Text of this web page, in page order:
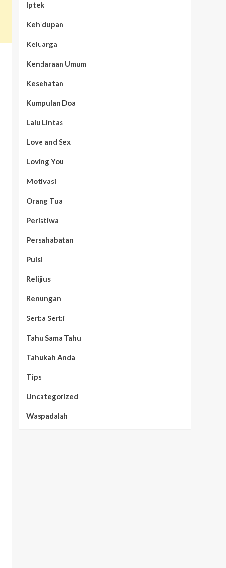
Iptek
Kehidupan
Keluarga
Kendaraan Umum
Kesehatan
Kumpulan Doa
Lalu Lintas
Love and Sex
Loving You
Motivasi
Orang Tua
Peristiwa
Persahabatan
Puisi
Relijius
Renungan
Serba Serbi
Tahu Sama Tahu
Tahukah Anda
Tips
Uncategorized
Waspadalah